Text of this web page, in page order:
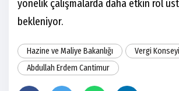
yönelik çalışmalarda daha etkin rol
bekleniyor.
Hazine ve Maliye Bakanlığı
Vergi Konseyi
Abdullah Erdem Cantimur